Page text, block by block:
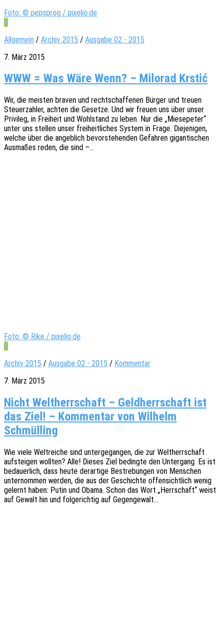
Foto: © pepsprog / pixelio.de
0
Allgemein / Archiv 2015 / Ausgabe 02 - 2015
7. März 2015
WWW = Was Wäre Wenn? – Milorad Krstić
Wir, die meis­ten braven und recht­schaf­fe­nen Bürger und treuen
Steu­er­zah­ler, achten die Geset­ze. Und wir freuen uns über unser
Privi­leg, in Frei­heit und Wohl­stand zu leben. Nur die „Miese­pe­ter“
unter uns stel­len unser frei­heit­li­ches System in Frage. Dieje­ni­gen,
welche über die angeb­lich bevor­ste­hen­den Gefah­ren gigan­ti­schen
Ausma­ßes reden, die sind –…
Foto: © Rike / pixelio.de
0
Archiv 2015 / Ausgabe 02 - 2015 / Kommentar
7. März 2015
Nicht Weltherrschaft – Geldherrschaft ist
das Ziel! – Kommentar von Wilhelm
Schmülling
Wie viele Welt­rei­che sind unter­ge­gan­gen, die zur Welt­herr­schaft
aufstei­gen woll­ten? Alle! Dieses Ziel beding­te den Unter­gang. Es ist
bedau­er­lich, dass heute derar­ti­ge Bestre­bun­gen von Menschen
unter­nom­men werden, die aus der Geschich­te offen­sicht­lich wenig
gelernt haben: Putin und Obama. Schon das Wort „Herr­schaft“ weist
auf Gewalt hin und folge­rich­tig auf Gegengewalt…